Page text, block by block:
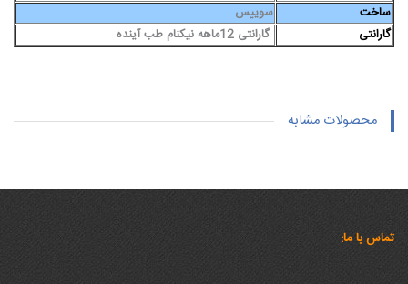
ساخت
سوییس
گارانتی
گارانتی 12ماهه نیکنام طب آینده
محصولات مشابه
تماس با ما: